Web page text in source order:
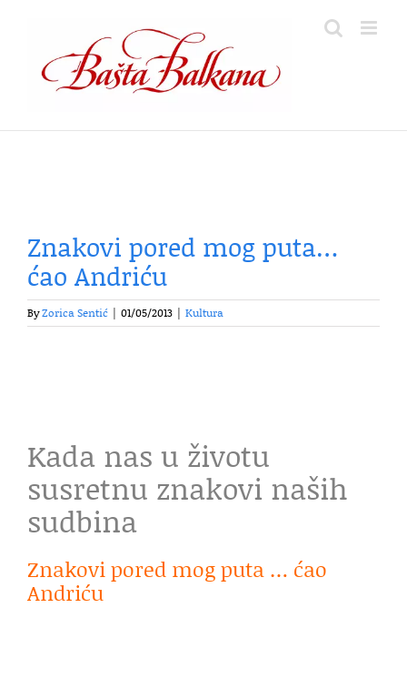
content
Znakovi pored mog puta…
ćao Andriću
ByZorica Sentić 01/05/2013 Kultura
Kada nas u životu
susretnu znakovi naših
sudbina
Znakovi pored mog puta … ćao
Andriću